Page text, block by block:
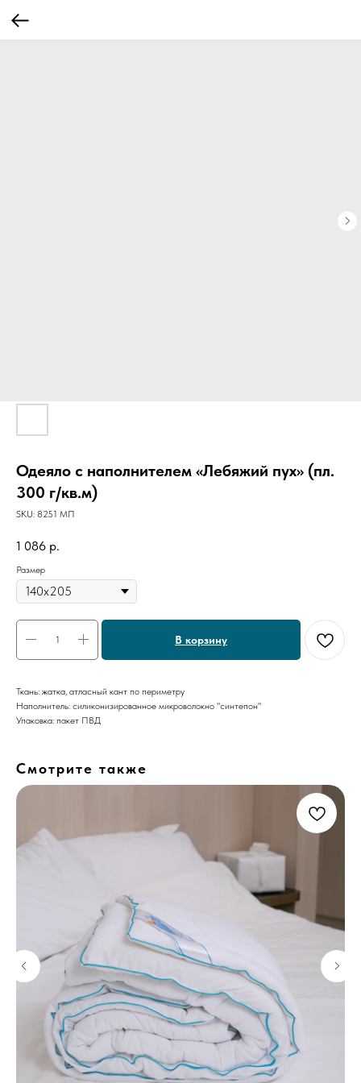
Одеяло с наполнителем «Лебяжий пух» (пл.
300 г/кв.м)
SKU: 8251 МП
1 086 р.
Размер
В корзину
Ткань: жатка, атласный кант по периметру
Наполнитель: силиконизированное микроволокно "синтепон"
Упаковка: пакет ПВД
Смотрите также